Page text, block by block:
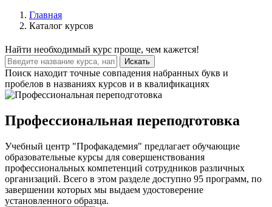
Главная
Каталог курсов
Найти необходимый курс проще, чем кажется!
Искать
Поиск находит точные совпадения набранных букв и
пробелов в названиях курсов и в квалификациях
Профессиональная переподготовка
Учебный центр "Профакадемия" предлагает обучающие
образовательные курсы для совершенствования
профессиональных компетенций сотрудников различных
организаций. Всего в этом разделе доступно 95 программ, по
завершении которых мы выдаем удостоверение
установленного образца.